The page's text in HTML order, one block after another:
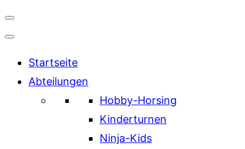
Startseite
Abteilungen
Hobby-Horsing
Kinderturnen
Ninja-Kids